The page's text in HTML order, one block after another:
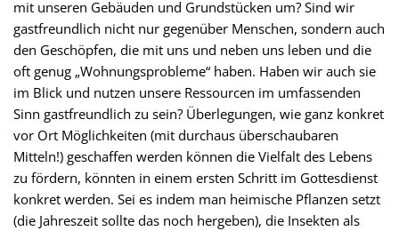
mit unseren Gebäuden und Grundstücken um? Sind wir
gastfreundlich nicht nur gegenüber Menschen, sondern auch
den Geschöpfen, die mit uns und neben uns leben und die
oft genug „Wohnungsprobleme“ haben. Haben wir auch sie
im Blick und nutzen unsere Ressourcen im umfassenden
Sinn gastfreundlich zu sein? Überlegungen, wie ganz konkret
vor Ort Möglichkeiten (mit durchaus überschaubaren
Mitteln!) geschaffen werden können die Vielfalt des Lebens
zu fördern, könnten in einem ersten Schritt im Gottesdienst
konkret werden. Sei es indem man heimische Pflanzen setzt
(die Jahreszeit sollte das noch hergeben), die Insekten als